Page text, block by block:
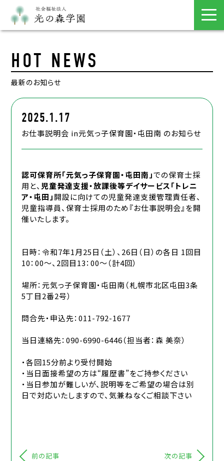
HOT NEWS
最新のお知らせ
2025.1.17
お仕事説明会 in元気っ子保育園・屯田南 のお知らせ
認可保育所「元気っ子保育園・屯田南」での保育士採
用と、 児童発達支援・放課後等デイサービス「トレニ
ア・屯田」開設に向けての児童発達支援管理責任者、
児童指導員、保育士採用のため『お仕事説明会』を開
催いたします。
日時：令和7年1月25日（土）、26日（日）の各日 1回目
10：00～、2回目13：00～（計4回）
場所：元気っ子保育園・屯田南（札幌市北区屯田3条
5丁目2番2号）
問合先・申込先：011-792-1677
当日連絡先：090-6990-6446（担当者：森 美奈）
・各回15分前より受付開始
・当日面接希望の方は“履歴書”をご持参ください
・当日参加が難しいが、説明等をご希望の場合は別
日で対応いたしますので、気兼ねなくご相談下さい
前の記事 次の記事